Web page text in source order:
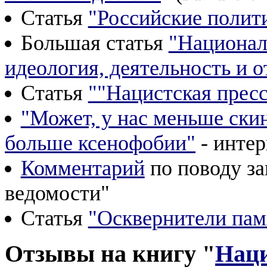
Статья "Российские
Большая статья
идеология, деятельность и
Статья ""Нацистская
"Может, у нас меньше
больше ксенофобии" -
Комментарийпо поводу
ведомости"
Статья "Осквернители
Отзывы на книгу "